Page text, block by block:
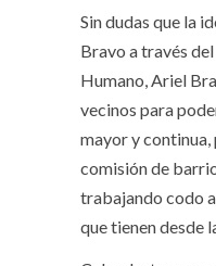
Sin dudas que la
Bravo a través
Humano, Ariel
vecinos para
mayor y continua,
comisión de
trabajando codo
que tienen desde